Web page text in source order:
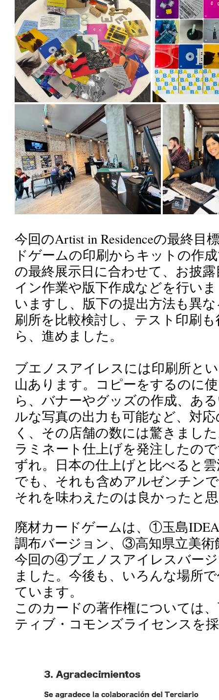
今回のArtist in Residenceの最終目
ドゲームの印刷からキットの作
の最終展示日に合わせて、お披
イン作業や版下作成などを行い
いますし、版下の提出方法も異
刷所を比較検討し、テスト印刷
ら、進めました。
ブエノスアイレスには印刷所と
山あります。コピーをするのに
ら、バナーやグッズの作成、あ
ルな写真の出力も可能など、対
く、その店舗の数には驚きまし
ラミネート仕上げを発注したの
ずれ。日本の仕上げと比べると
でも、それも含めアルゼンチン
それを味わえたのは良かったと
廃材カードゲームは、①玉島
調布バージョン、③高知県立美
今回の④ブエノスアイレスバー
ました。今後も、いろんな場所
ています。
このカードの著作権については
ティブ・コモンズライセンスを